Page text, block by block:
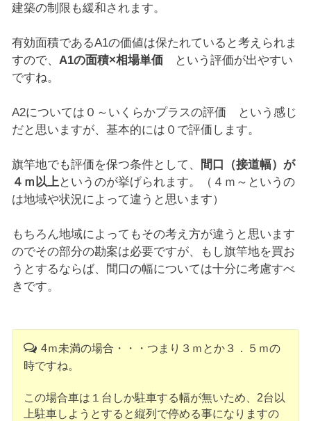
建築の制限も緩和されます。
有効面積であるA1の価値は保たれていると考えられま
すので、 A1の面積×相場単価という評価が出やすい
ですね。
A2については０～いくらかプラスの評価 という感じ
だと思いますが、基本的には０で評価します。
旗竿地でも評価を保つ条件として、
間口（接道幅）が
４ｍ以上というのが挙げられます。（４ｍ～というの
は地域や状況によって違うと思います）
もちろん地域によってもその考え方が違うと思います
のでその部分の勘案は必要ですが、もし旗竿地を買お
うとするならば、間口の幅については十分に考慮すべ
きです。
4ｍ未満の場合・・・つまり３ｍとか３．５ｍの
時ですね。
この場合車は１台しか駐車する幅が無いため、2台以
上駐車しようとすると縦列で停める事になりますの